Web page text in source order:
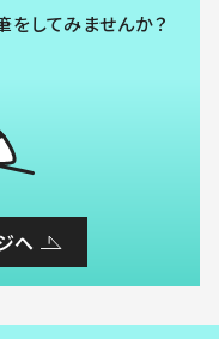
をしてみませんか？
へ